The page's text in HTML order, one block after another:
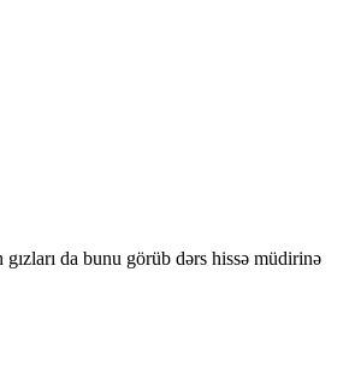
da bunu görüb dərs hissə müdirinə